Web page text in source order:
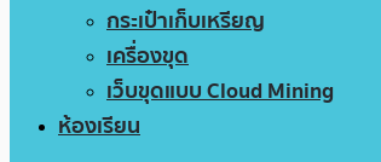
กระเป๋าเก็บเหรียญ
เครื่องขุด
เว็บขุดแบบ Cloud Mining
ห้องเรียน